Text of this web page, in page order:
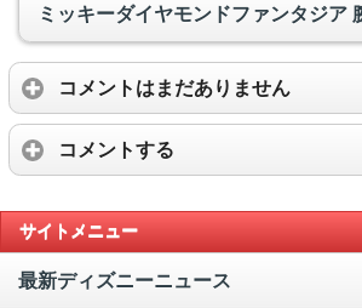
コメントはまだありません
コメントする
サイトメニュー
最新ディズニーニュース